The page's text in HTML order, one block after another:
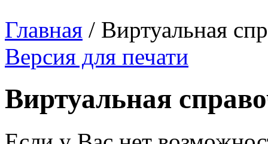
Главная / Виртуальная
Версия для печати
Виртуальная